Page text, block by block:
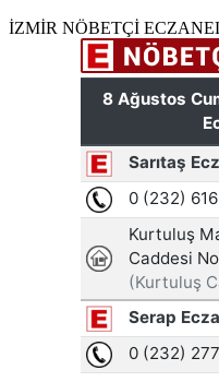
İZMİR NÖBETÇİ